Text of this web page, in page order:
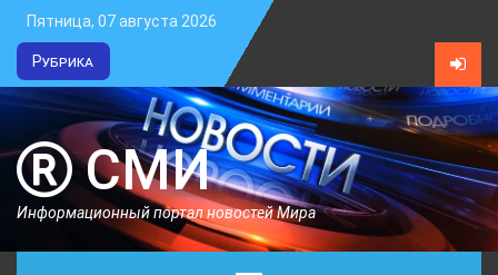
Пятница, 07 августа 2026
Рубрика
СМИ
Информационный портал новостей Мира